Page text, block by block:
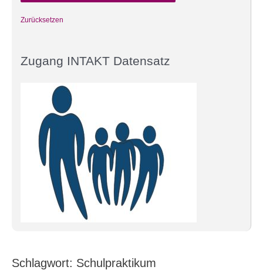
Zurücksetzen
Zugang INTAKT Datensatz
Schlagwort: Schulpraktikum